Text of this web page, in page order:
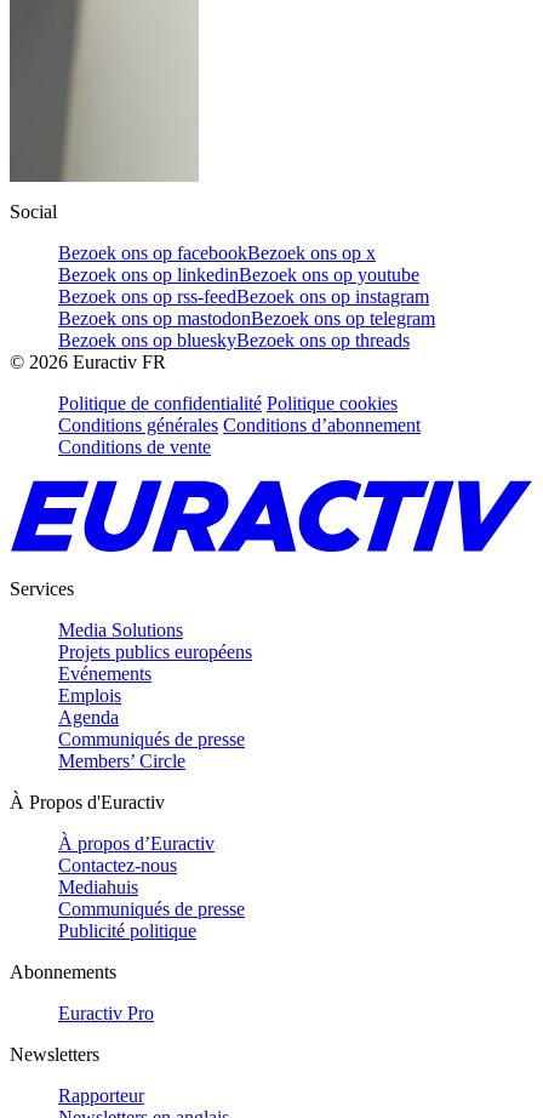
Social
Bezoek ons op facebookBezoek ons op x
Bezoek ons op linkedinBezoek ons op youtube
Bezoek ons op rss-feedBezoek ons op instagram
Bezoek ons op mastodonBezoek ons op telegram
Bezoek ons op blueskyBezoek ons op threads
© 2026 Euractiv FR
Politique de confidentialité Politique cookies
Conditions générales Conditions d’abonnement
Conditions de vente
Services
Media Solutions
Projets publics européens
Evénements
Emplois
Agenda
Communiqués de presse
Members’ Circle
À Propos d'Euractiv
À propos d’Euractiv
Contactez-nous
Mediahuis
Communiqués de presse
Publicité politique
Abonnements
Euractiv Pro
Newsletters
Rapporteur